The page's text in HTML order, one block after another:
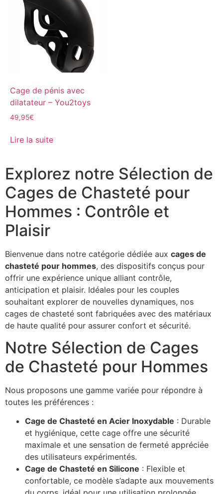
Cage de pénis avec
dilatateur – You2toys
49,95€
Lire la suite
Explorez notre Sélection de
Cages de Chasteté pour
Hommes : Contrôle et
Plaisir
Bienvenue dans notre catégorie dédiée aux cages de
chasteté pour hommes, des dispositifs conçus pour
offrir une expérience unique alliant contrôle,
anticipation et plaisir. Idéales pour les couples
souhaitant explorer de nouvelles dynamiques, nos
cages de chasteté sont fabriquées avec des matériaux
de haute qualité pour assurer confort et sécurité.
Notre Sélection de Cages
de Chasteté pour Hommes
Nous proposons une gamme variée pour répondre à
toutes les préférences :
Cage de Chasteté en Acier Inoxydable : Durable
et hygiénique, cette cage offre une sécurité
maximale et une sensation de fermeté appréciée
des utilisateurs expérimentés.
Cage de Chasteté en Silicone : Flexible et
confortable, ce modèle s’adapte aux mouvements